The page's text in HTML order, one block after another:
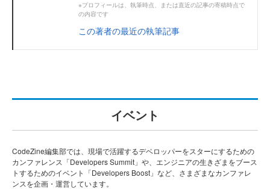
※プロフィールは、執筆時点、または直近の記事の寄稿時点で
の内容です
この著者の最近の執筆記事
イベント
CodeZine編集部では、現場で活躍するデベロッパーをスターにするための
カンファレンス「Developers Summit」や、エンジニアの生きざまをブース
トするためのイベント「Developers Boost」など、さまざまなカンファレ
ンスを企画・運営しています。